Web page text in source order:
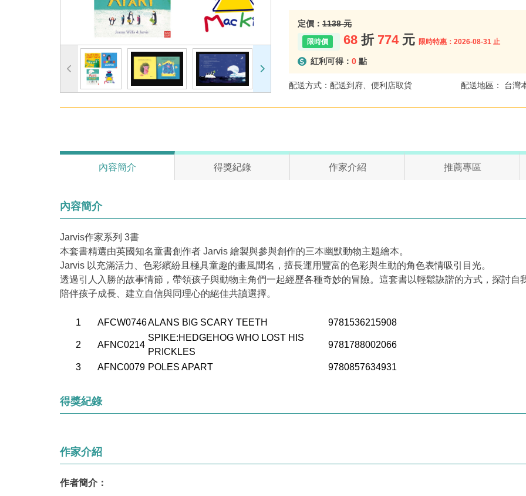
定價： 1138 元
68 折 774 元 限時特惠：2026-08-31 止
紅利可得： 0 點
配送方式：配送到府、便利店取貨 配送地區： 台灣
內容簡介 得獎紀錄 作家介紹 推薦專區
內容簡介
Jarvis作家系列 3書
本套書精選由英國知名童書創作者 Jarvis 繪製與參與創作的三本幽默動物主題繪本。
Jarvis 以充滿活力、色彩繽紛且極具童趣的畫風聞名，擅長運用豐富的色彩與生動的角色表情吸引目光。
透過引人入勝的故事情節，帶領孩子與動物主角們一起經歷各種奇妙的冒險。這套書以輕鬆詼諧的方式，探討
陪伴孩子成長、建立自信與同理心的絕佳共讀選擇。
1 AFCW0746ALANS BIG SCARY TEETH 9781536215908
2 AFNC0214
SPIKE:HEDGEHOG WHO LOST HIS
PRICKLES
9781788002066
3 AFNC0079 POLES APART 9780857634931
得獎紀錄
作家介紹
作者簡介：